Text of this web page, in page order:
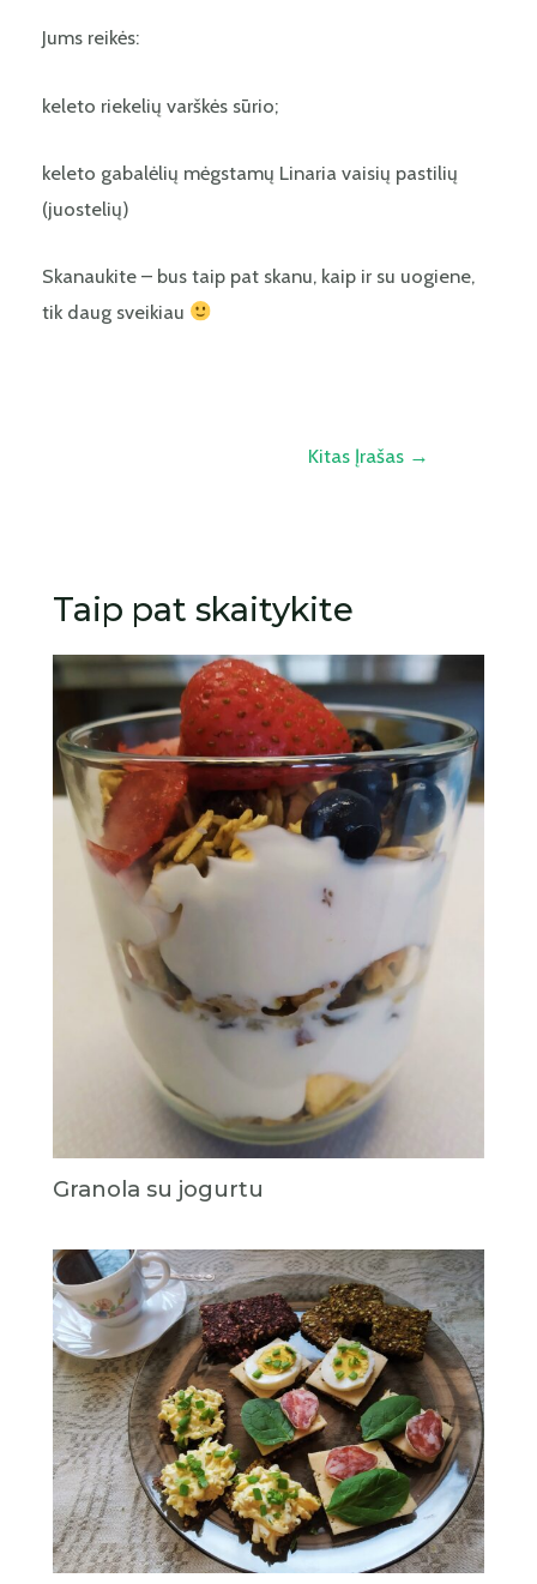
Jums reikės:
keleto riekelių varškės sūrio;
keleto gabalėlių mėgstamų Linaria vaisių pastilių
(juostelių)
Skanaukite – bus taip pat skanu, kaip ir su uogiene,
tik daug sveikiau
Kitas Įrašas →
Taip pat skaitykite
Granola su jogurtu